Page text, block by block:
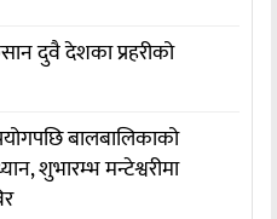
दुवै देशका प्रहरीको
बालबालिकाको
शुभारम्भ मन्टेश्वरीमा